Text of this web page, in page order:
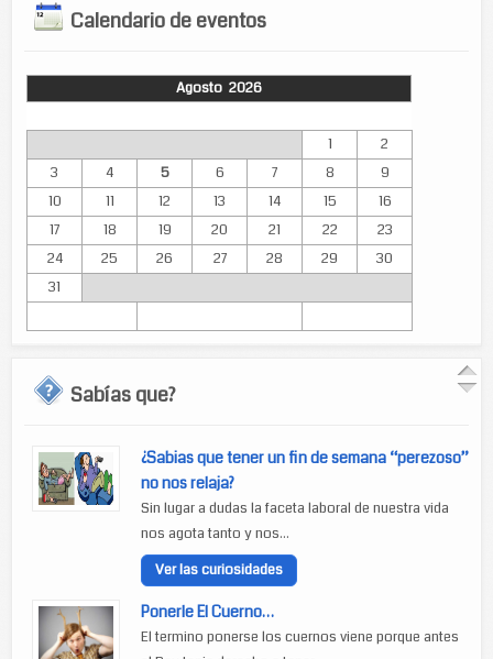
Calendario de eventos
Agosto 2026
1
2
3
4 5 6 7 8
9
10
11 12 13 14 15
16
17
18 19 20 21 22
23
24
25 26 27 28 29
30
31
Sabías que?
¿Sabias que tener un fin de semana “perezoso”
no nos relaja?
Sin lugar a dudas la faceta laboral de nuestra vida
nos agota tanto y nos...
Ver las curiosidades
Ponerle El Cuerno…
El termino ponerse los cuernos viene porque antes